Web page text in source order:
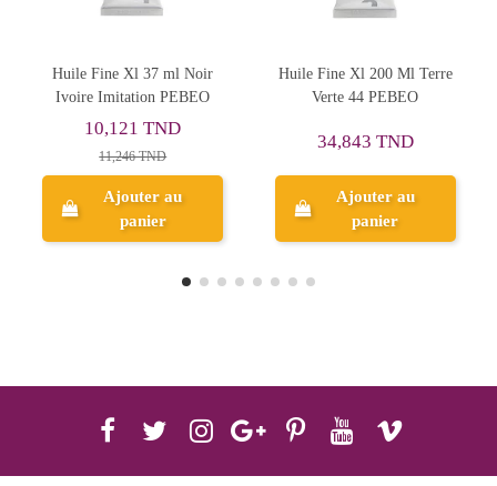
37 ml Noir
PEBEO
Huile Fine Xl 200 Ml Terre
Verte 44 PEBEO
Peinture à
200ml Ocre Jaune